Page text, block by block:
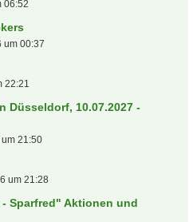
08:02
mit Kleinkind
06:54
06:52
00:37
Düsseldorf, 10.07.2027 -
21:50